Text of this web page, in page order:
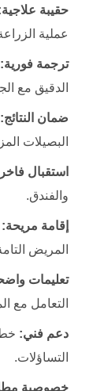
حقيبة
عملية
ترجمة فورية:
الدقيق مع
ضمان النتائج:
البصيلات
استقبال
والفندق.
إقامة مريحة:
المريض
تعليمات
التعامل مع
دعم فني:
التساؤلات.
خصوصية